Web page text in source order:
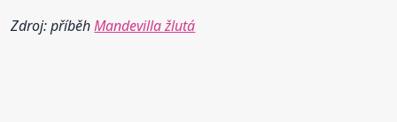
Zdroj: příběhMandevilla žlutá